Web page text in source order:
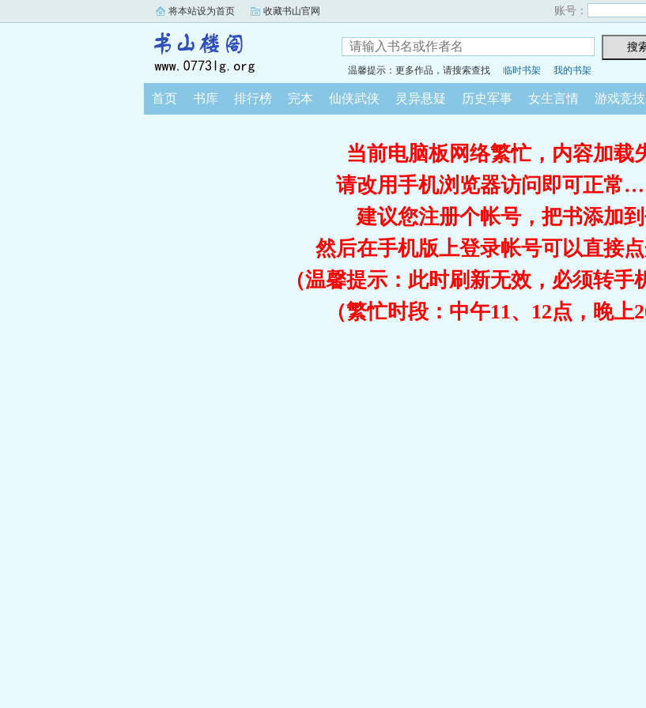
将本站设为首页 收藏书山官网 账号：
温馨提示：更多作品，请搜索查找 临时书架 我的书架
首页 书库 排行榜 完本 仙侠武侠 灵异悬疑 历史军事 女生言情 游戏竞技
当前电脑板网络繁忙，内容加
请改用手机浏览器访问即可正常
建议您注册个帐号，把书添加到
然后在手机版上登录帐号可以直接
（温馨提示：此时刷新无效，必须转手
（繁忙时段：中午11、12点，晚上